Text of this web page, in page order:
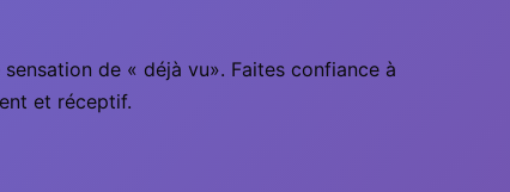
de « déjà vu». Faites confiance à
et réceptif.